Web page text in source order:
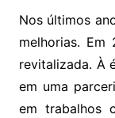
Nos últimos
melhorias.
revitalizada. À
em uma
em trabalhos